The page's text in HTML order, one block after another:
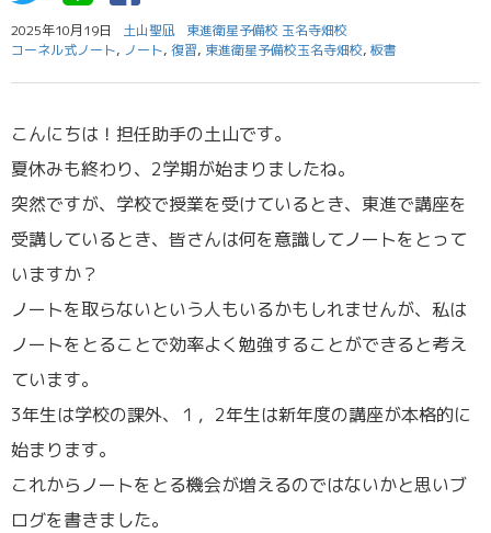
2025年10月19日 土山聖凪
東進衛星予備校 玉名寺畑校
コーネル式ノート, ノート, 復習, 東進衛星予備校玉名寺畑校, 板書
こんにちは！担任助手の土山です。
夏休みも終わり、2学期が始まりましたね。
突然ですが、学校で授業を受けているとき、東進で講座を
受講しているとき、皆さんは何を意識してノートをとって
いますか？
ノートを取らないという人もいるかもしれませんが、私は
ノートをとることで効率よく勉強することができると考え
ています。
3年生は学校の課外、１，2年生は新年度の講座が本格的に
始まります。
これからノートをとる機会が増えるのではないかと思いブ
ログを書きました。